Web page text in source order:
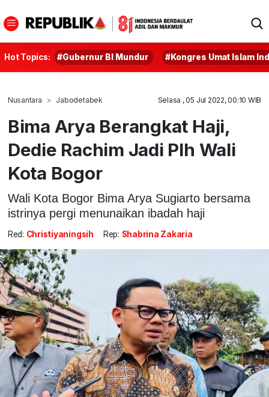
Hot Topics: #Gubernur BI Mundur #Kongres Umat Islam
Nusantara Jabodetabek Selasa , 05 Jul 2022, 00:10 WIB
Bima Arya Berangkat Haji,
Dedie Rachim Jadi Plh Wali
Kota Bogor
Wali Kota Bogor Bima Arya Sugiarto bersama
istrinya pergi menunaikan ibadah haji
Red: Christiyaningsih Rep: Shabrina Zakaria